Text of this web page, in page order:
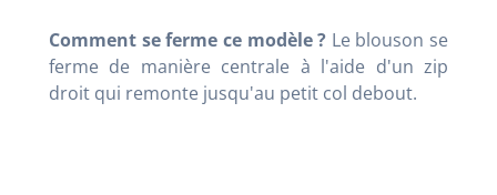
Comment se ferme ce modèle ? Le blouson se
ferme de manière centrale à l'aide d'un zip
droit qui remonte jusqu'au petit col debout.